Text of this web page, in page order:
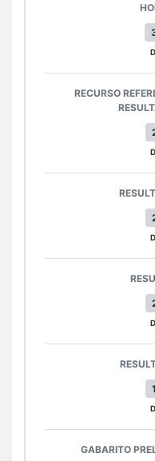
RECURSO
GABARITO